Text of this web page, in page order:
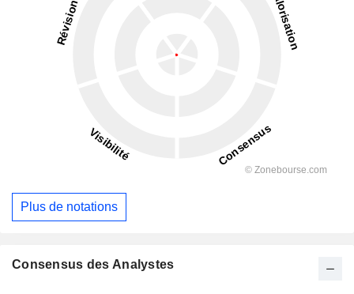
Plus de notations
Consensus des Analystes